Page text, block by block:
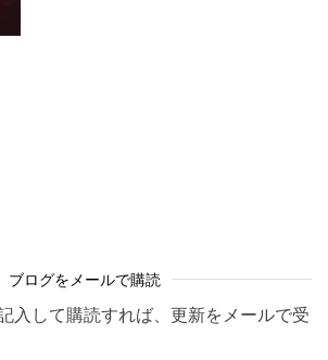
ブログをメールで購読
入して購読すれば、更新をメールで受